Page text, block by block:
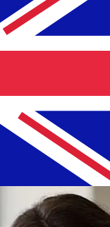
れくらい速
配達に影響を与え
Abu Dhabi
してください。